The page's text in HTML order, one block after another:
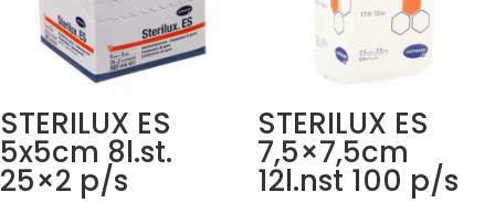
STERILUX ES
5x5cm 8l.st.
25×2 p/s
STERILUX ES
7,5×7,5cm
12l.nst 100 p/s